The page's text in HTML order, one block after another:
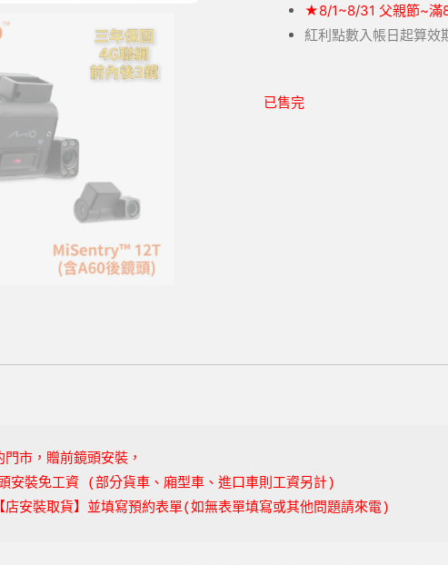
★8/1~8/31 父親節~滿
紅利點數入帳日起算效
已售完
市，贈前鏡頭安裝，
安裝免工資
(部分貨車、廂型車、進口車則工資另計)
店安裝取貨】並填寫預約表單(如無表單填寫或其他問題請來電)